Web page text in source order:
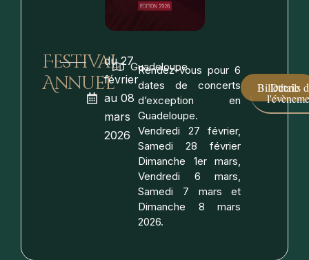
Festival
Annuel
du 27
février
au 08
mars
2026
Guadeloupe
Rendez-vous pour 6
dates de concerts
d’exception en
Guadeloupe.
Vendredi 27 février,
Samedi 28 février
Dimanche 1er mars,
Vendredi 6 mars,
Samedi 7 mars et
Dimanche 8 mars
2026.
Billetterie
Détails